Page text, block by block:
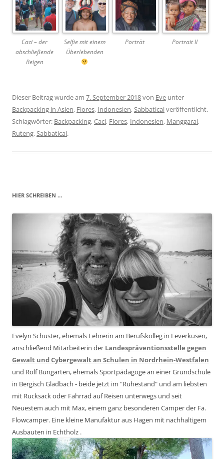
Caci – der
abschließende
Reigen
Selfie mit einem
Überlebenden
Porträt Portrait II
Dieser Beitrag wurde am 7. September 2018von Eve unter
Backpacking in Asien, Flores, Indonesien,Sabbaticalveröffentlicht.
Schlagwörter: Backpacking,Caci, Flores, Indonesien, Manggarai,
Ruteng,Sabbatical.
HIER SCHREIBEN …
Evelyn Schuster, ehemals Lehrerin am Berufskolleg in Leverkusen,
anschließend Mitarbeiterin der Landespräventionsstelle gegen
Gewalt und Cybergewalt an Schulen in Nordrhein-Westfalen
und Rolf Bungarten, ehemals Sportpädagoge an einer Grundschule
in Bergisch Gladbach - beide jetzt im "Ruhestand" und am liebsten
mit Rucksack oder Fahrrad auf Reisen unterwegs und seit
Neuestem auch mit Max, einem ganz besonderen Camper der Fa.
Flowcamper. Eine kleine Manufaktur aus Hagen mit nachhaltigem
Ausbauten in Echtholz .